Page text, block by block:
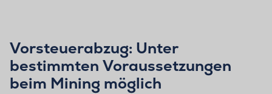
Vorsteuerabzug: Unter
bestimmten Voraussetzungen
beim Mining möglich